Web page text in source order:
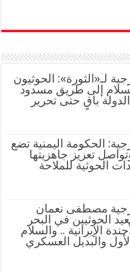
لـ«الثورة»: الحوثيون
إلى طريق مسدود
باقٍ حتى تحرير
الحكومة اليمنية تضع
تعزيز جاهزيتها
الحوثية للملاحة
مصطفى نعمان
الحوثيين في البحر
الإيرانية .. والسلام
والبديل العسكري